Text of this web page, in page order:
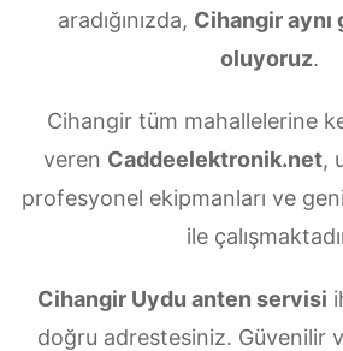
aradığınızda, Cihangir aynı
oluyoruz.
Cihangir tüm mahallelerine
veren Caddeelektronik.net,
profesyonel ekipmanları ve
ile
Cihangir Uydu anten servisi
doğru adrestesiniz. Güvenilir